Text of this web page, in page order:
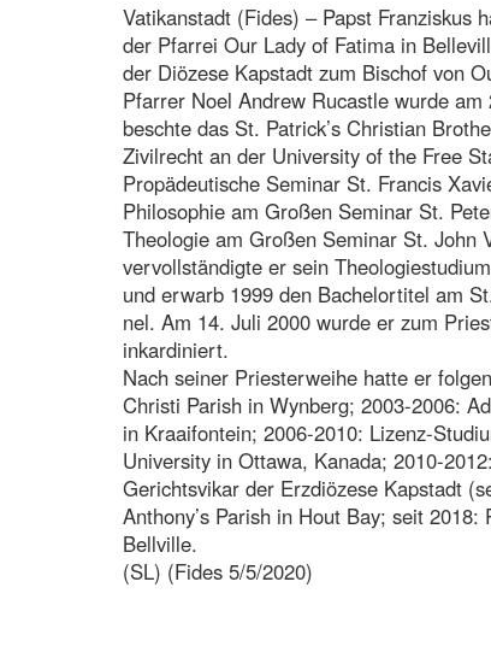
Vatikanstadt (Fides) – Papst Franziskus
der Pfarrei Our Lady of Fatima in
der Diözese Kapstadt zum Bischof von
Pfarrer Noel Andrew Rucastle wurde
beschte das St. Patrick’s Christian
Zivilrecht an der University of the Free
Propädeutische Seminar St. Francis
Philosophie am Großen Seminar St.
Theologie am Großen Seminar St. John
vervollständigte er sein
und erwarb 1999 den Bachelortitel am
nel. Am 14. Juli 2000 wurde er zum
inkardiniert.
Nach seiner Priesterweihe hatte er
Christi Parish in Wynberg; 2003-2006:
in Kraaifontein; 2006-2010: Lizenz-
University in Ottawa, Kanada; 2010-
Gerichtsvikar der Erzdiözese Kapstadt
Anthony’s Parish in Hout Bay; seit
Bellville.
(SL) (Fides 5/5/2020)